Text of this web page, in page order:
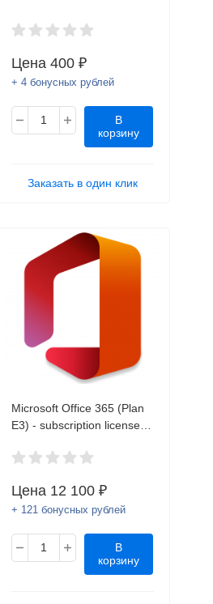
Цена 400 ₽
+ 4 бонусных рублей
В
корзину
Заказать в один клик
Microsoft Office 365 (Plan
E3) - subscription license
00017 OVL ESD (ключ)
Цена 12 100 ₽
+ 121 бонусных рублей
В
корзину